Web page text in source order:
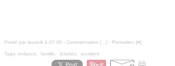
Posté par laurielit à 07:00 - Commentaires [ ] - Permalien [#]
Tags: enfance famille Jclattès accident